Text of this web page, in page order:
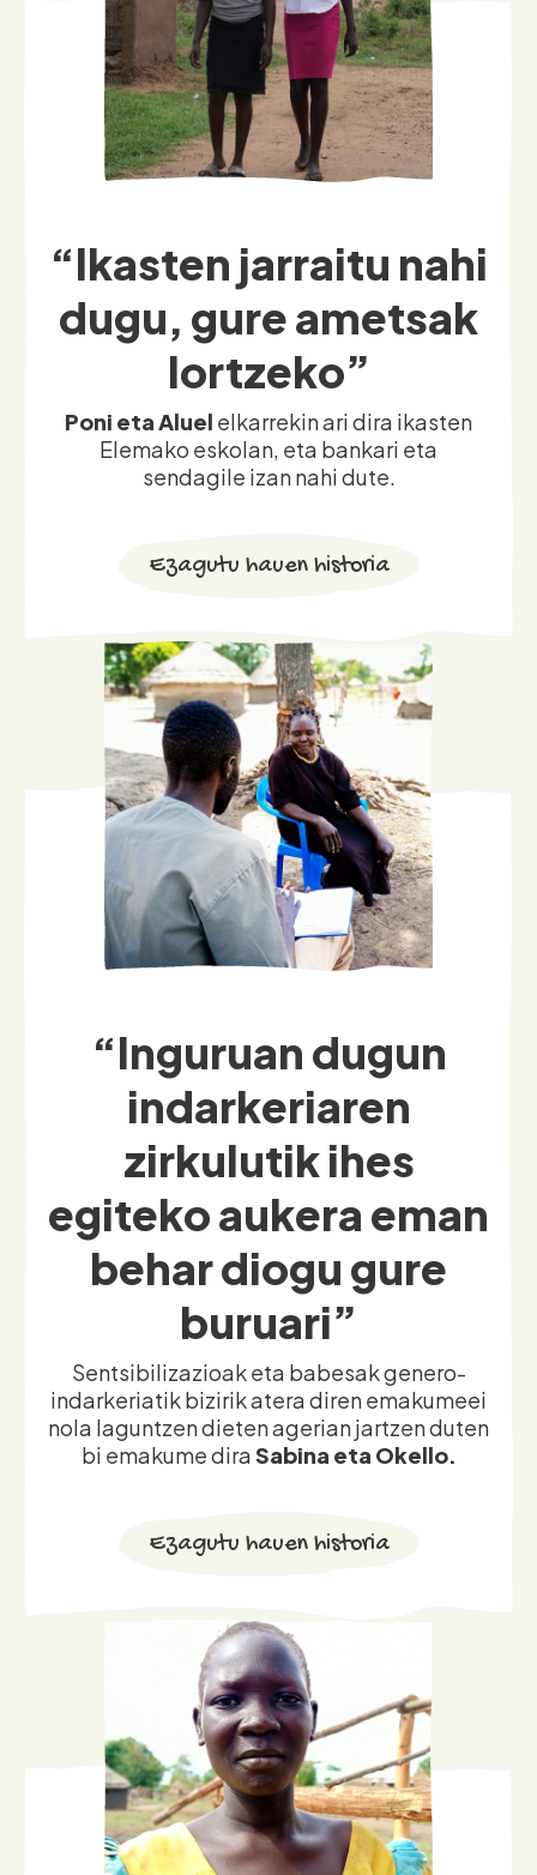
“Ikasten jarraitu nahi
dugu, gure ametsak
lortzeko”
Poni eta Aluelelkarrekin ari dira ikasten
Elemako eskolan, eta bankari eta
sendagile izan nahi dute.
Ezagutu hauen historia
“Inguruan dugun
indarkeriaren
zirkulutik ihes
egiteko aukera eman
behar diogu gure
buruari”
Sentsibilizazioak eta babesak genero-
indarkeriatik bizirik atera diren emakumeei
nola laguntzen dieten agerian jartzen duten
bi emakume diraSabina eta Okello.
Ezagutu hauen historia